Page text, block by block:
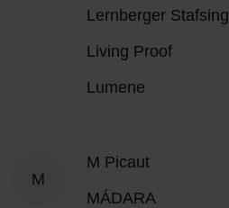
Lernberger Stafsing
Living Proof
Lumene
M
M Picaut
MÁDARA